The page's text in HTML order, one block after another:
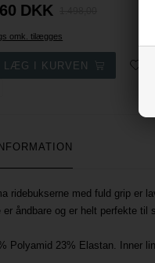
DKK
omk. tilægges
ridebukserne med fuld grip er
er åndbare og er helt perfekte til
Polyamid 23% Elastan. Inner